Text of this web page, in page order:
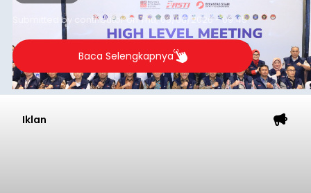
Submitted by contributoronThu, 08/06/2026 - 09:45
Baca Selengkapnya
Iklan